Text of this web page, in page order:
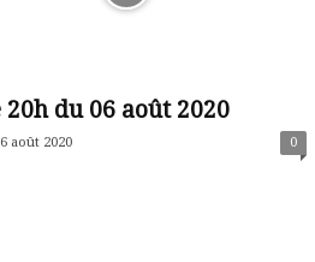
20h du 06 août 2020
6 août 2020 0